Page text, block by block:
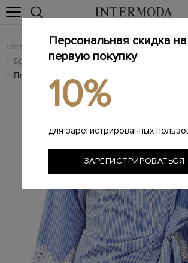
Главная Женщинам / Женская одежда
/ Брендовые женские платья
/ Платье в стиле кимоно из хлопкового поплина
Персональная скидка на
первую покупку
10%
для зарегистрированных
ЗАРЕГИСТРИРОВАТЬСЯ